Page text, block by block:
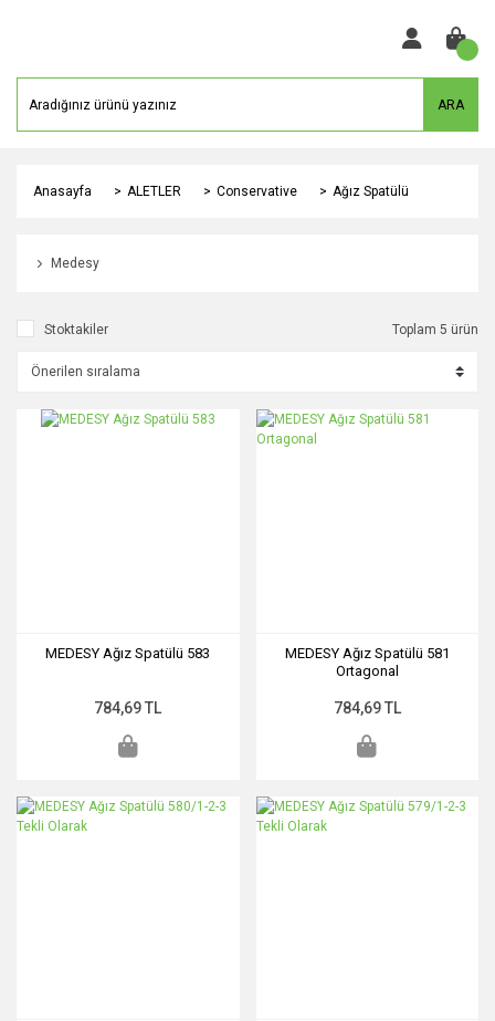
ARA
Anasayfa ALETLER Conservative Ağız Spatülü
Medesy
Stoktakiler Toplam 5 ürün
MEDESY Ağız Spatülü 583
784,69 TL
MEDESY Ağız Spatülü 581
Ortagonal
784,69 TL